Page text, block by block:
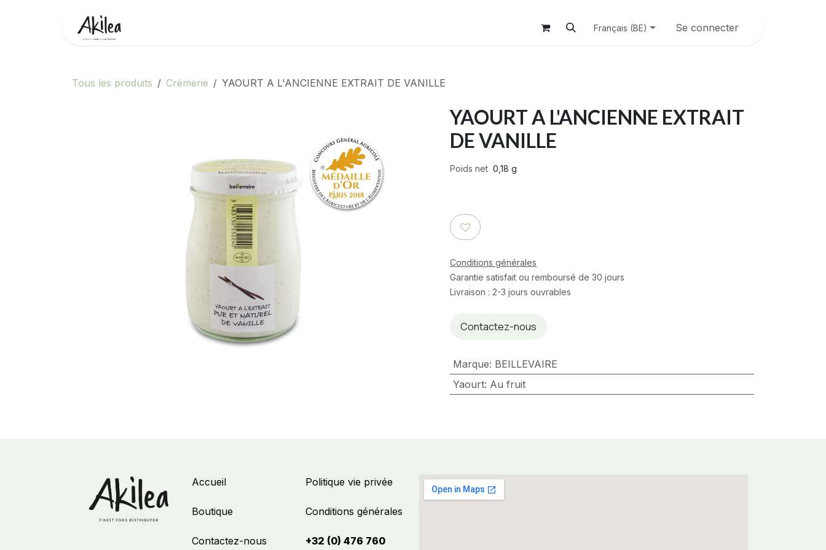
Français (BE) Se connecter
Tous les produits Crèmerie YAOURT A L'ANCIENNE EXTRAIT DE VANILLE
YAOURT A L'ANCIENNE EXTRAIT
DE VANILLE
Poids net 0,18 g
Conditions générales
Garantie satisfait ou remboursé de 30 jours
Livraison : 2-3 jours ouvrables
Contactez-nous
Marque: BEILLEVAIRE
Yaourt: Au fruit
Politique vie privée
Conditions générales
+32 (0) 476 760
Accueil
Boutique
Contactez-nous